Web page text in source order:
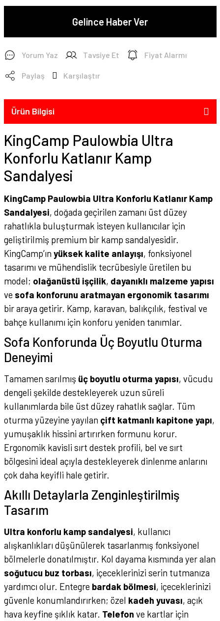
Gelince Haber Ver
Yorum Yaz Tavsiye Et Fiyat Alarmı
Paylaş Karşılaştır
Ürün Bilgisi
KingCamp Paulowbia Ultra
Konforlu Katlanır Kamp
Sandalyesi
KingCamp Paulowbia Ultra Konforlu Katlanır Kamp
Sandalyesi, doğada geçirilen zamanı üst düzey
rahatlıkla buluşturmak isteyen kullanıcılar için
geliştirilmiş premium bir kamp sandalyesidir.
KingCamp’ın yüksek kalite anlayışı, fonksiyonel
tasarımı ve mühendislik tecrübesiyle üretilen bu
model; olağanüstü işçilik, dayanıklı malzeme yapısı
ve sofa konforunu aratmayan ergonomik tasarımı
bir araya getirir. Kamp, karavan, balıkçılık, festival ve
bahçe kullanımı için konforu yeniden tanımlar.
Sofa Konforunda Üç Boyutlu Oturma
Deneyimi
Tamamen sarılmış üç boyutlu oturma yapısı, vücudu
dengeli şekilde destekleyerek uzun süreli
kullanımlarda bile üst düzey rahatlık sağlar. Tüm
oturma yüzeyine yayılan çift katmanlı kapitone yapı,
yumuşaklık hissini artırırken formunu korur.
Ergonomik kavisli sırt destek profili, bel ve sırt
bölgesini ideal açıyla destekleyerek dinlenme anlarını
çok daha keyifli hale getirir.
Akıllı Detaylarla Zenginleştirilmiş
Tasarım
Ultra konforlu kamp sandalyesi, kullanıcı
alışkanlıkları düşünülerek tasarlanmış fonksiyonel
bölmelerle donatılmıştır. Kol dayama kısmında yer alan
soğutucu buz torbası, içeceklerinizi serin tutmanıza
yardımcı olur. Entegre bardak bölmesi, içeceklerinizi
güvenle konumlandırırken; özel kadeh yuvası, açık
hava keyfine şıklık katar. Telefon ve kartlar için